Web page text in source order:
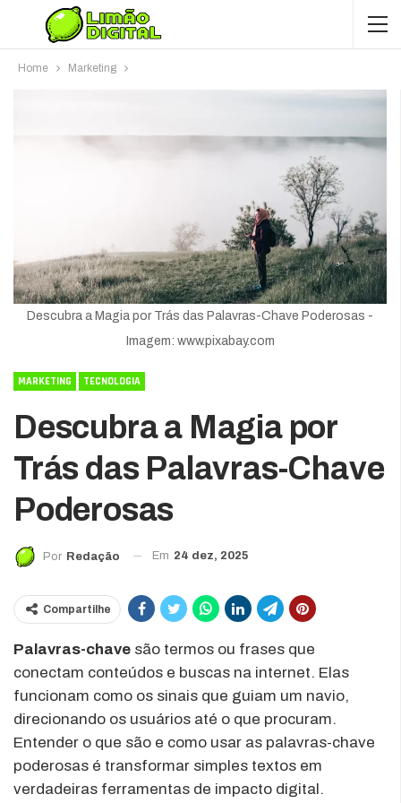
Home Marketing
Descubra a Magia por Trás das Palavras-Chave Poderosas -
Imagem: www.pixabay.com
MARKETING TECNOLOGIA
Descubra a Magia por
Trás das Palavras-Chave
Poderosas
Por Redação Em 24 dez, 2025
Compartilhe
Palavras-chave são termos ou frases que
conectam conteúdos e buscas na internet. Elas
funcionam como os sinais que guiam um navio,
direcionando os usuários até o que procuram.
Entender o que são e como usar as palavras-chave
poderosas é transformar simples textos em
verdadeiras ferramentas de impacto digital.